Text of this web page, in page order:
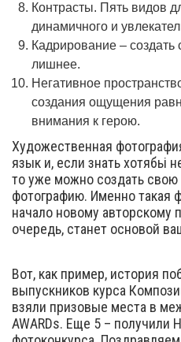
Контрасты. Пять видов
динамичного и
Кадрирование – создать
лишнее.
Негативное
создания ощущения
внимания к герою.
Художественная
язык и, если знать хотябьі
то уже можно создать
фотографию. Именно такая
начало новому авторскому
очередь, станет основой
Вот, как пример, история
выпускников курса
взяли призовые места в
AWARDs. Еще 5 – получили